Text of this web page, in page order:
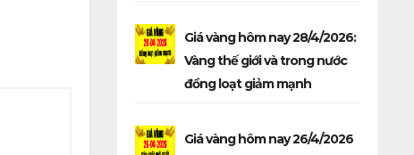
Giá vàng hôm nay 28/4/2026:
Vàng thế giới và trong nước
đồng loạt giảm mạnh
Giá vàng hôm nay 26/4/2026